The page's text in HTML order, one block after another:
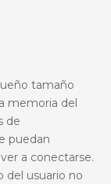
tamaño
memoria del
de
puedan
a conectarse.
del usuario no